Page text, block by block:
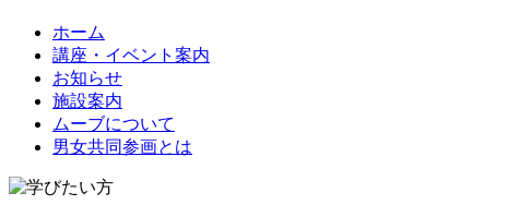
キ
ホーム
講座・イベント案内
お知らせ
施設案内
ムーブについて
男女共同参画とは